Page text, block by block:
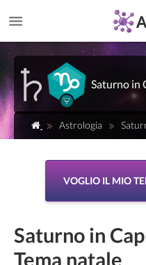
Saturno in
Astrologia
VOGLIO IL MIO
Saturno in
Tema natale